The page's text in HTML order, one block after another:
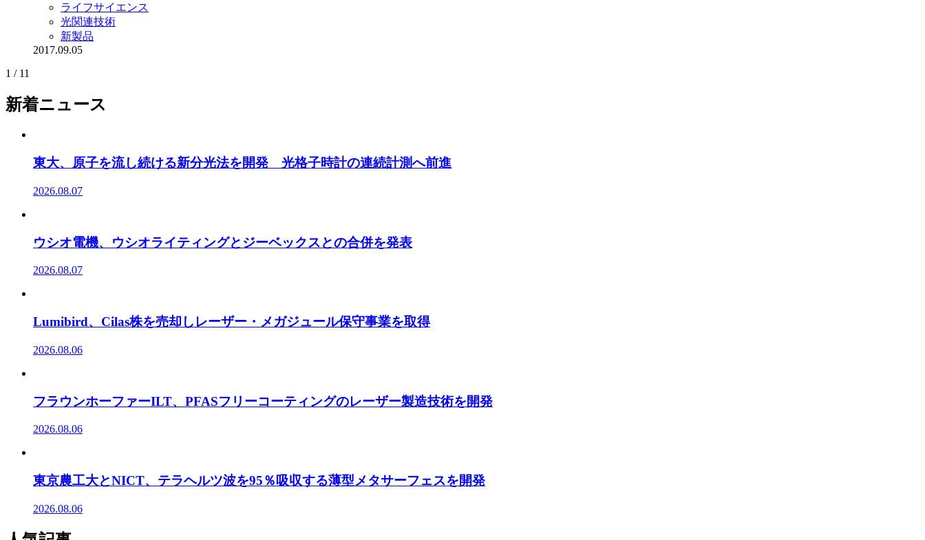
ライフサイエンス
光関連技術
新製品
2017.09.05
1 / 11
新着ニュース
東大、原子を流し続ける新分光法を開発 光格子時計の連続計測へ前進
2026.08.07
ウシオ電機、ウシオライティングとジーベックスとの合併を発表
2026.08.07
Lumibird、Cilas株を売却しレーザー・メガジュール保守事業を取得
2026.08.06
フラウンホーファーILT、PFASフリーコーティングのレーザー製造技術を開発
2026.08.06
東京農工大とNICT、テラヘルツ波を95％吸収する薄型メタサーフェスを開発
2026.08.06